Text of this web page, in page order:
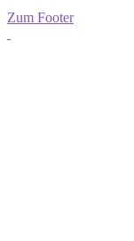
Zum Footer